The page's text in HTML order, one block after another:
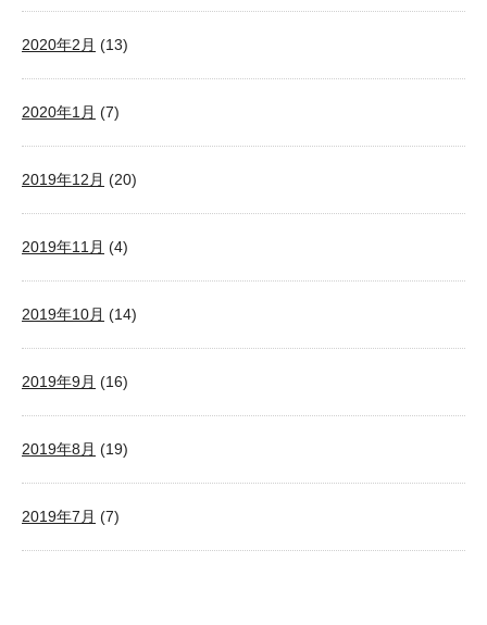
2020年2月 (13)
2020年1月 (7)
2019年12月 (20)
2019年11月 (4)
2019年10月 (14)
2019年9月 (16)
2019年8月 (19)
2019年7月 (7)